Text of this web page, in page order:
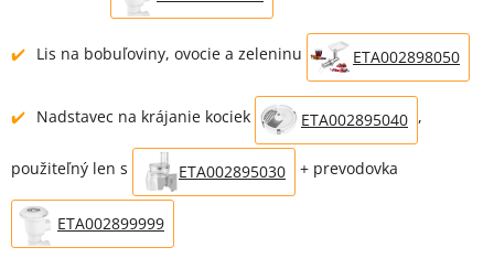
Lis na bobuľoviny, ovocie a zeleninu ETA002898050
Nadstavec na krájanie kociek ETA002895040 ,
použiteľný len s ETA002895030 + prevodovka
ETA002899999